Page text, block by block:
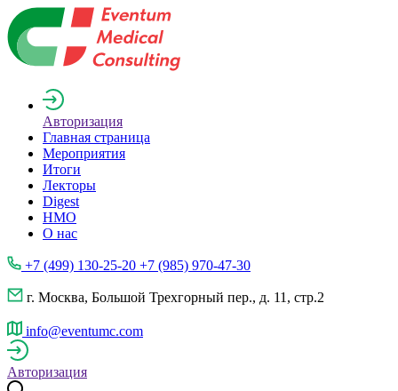
Авторизация
Главная страница
Мероприятия
Итоги
Лекторы
Digest
НМО
О нас
+7 (499) 130-25-20 +7 (985) 970-47-30
г. Москва, Большой Трехгорный пер., д. 11, стр.2
info@eventumc.com
Авторизация